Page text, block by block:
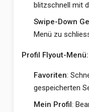
blitzschnell mit
Swipe-Down
Menü zu
Profil Flyout-Menü:
Favoriten:
gespeicherten
Mein Profil: